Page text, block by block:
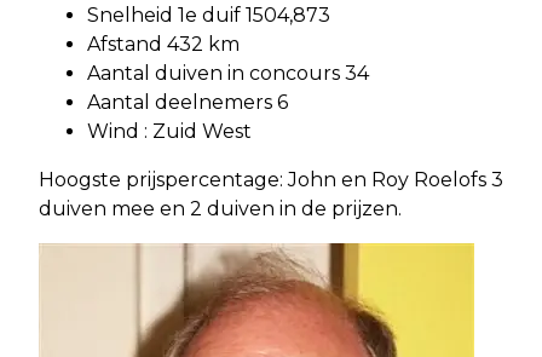
Snelheid 1e duif 1504,873
Afstand 432 km
Aantal duiven in concours 34
Aantal deelnemers 6
Wind : Zuid West
Hoogste prijspercentage: John en Roy Roelofs 3
duiven mee en 2 duiven in de prijzen.